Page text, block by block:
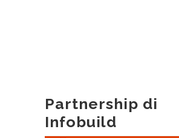
Partnership di
Infobuild